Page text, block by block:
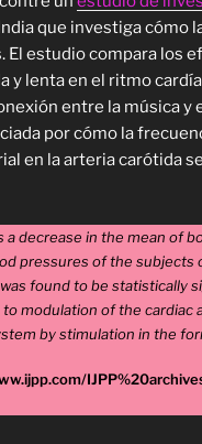
que investiga cómo
El estudio compara los
y lenta en el ritmo
entre la música y
por cómo la
en la arteria carótida
a decrease in the mean of
pressures of the subjects
found to be statistically
to modulation of the cardiac
by stimulation in the